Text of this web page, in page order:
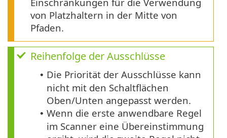
von Platzhaltern in der Mitte von
Pfaden.
Reihenfolge der Ausschlüsse
• Die Priorität der Ausschlüsse kann
nicht mit den Schaltflächen
Oben/Unten angepasst werden.
• Wenn die erste anwendbare Regel
im Scanner eine Übereinstimmung